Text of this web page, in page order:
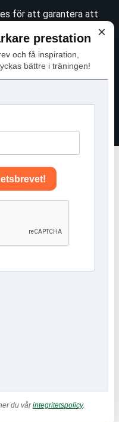
×
prestation
och få inspiration,
bättre i träningen!
du vårintegritetspolicy.
för att garantera att
för mer information
av icke-
"Jag håller med"